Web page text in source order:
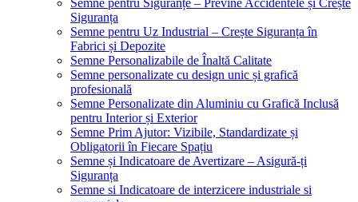
Semne pentru Siguranțe – Previne Accidentele și Crește
Siguranța
Semne pentru Uz Industrial – Crește Siguranța în
Fabrici și Depozite
Semne Personalizabile de Înaltă Calitate
Semne personalizate cu design unic și grafică
profesională
Semne Personalizate din Aluminiu cu Grafică Inclusă
pentru Interior și Exterior
Semne Prim Ajutor: Vizibile, Standardizate și
Obligatorii în Fiecare Spațiu
Semne și Indicatoare de Avertizare – Asigură-ți
Siguranța
Semne si Indicatoare de interzicere industriale si